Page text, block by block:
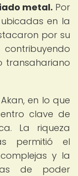
metal. Por
en la
por su
transahariano
en lo que
clave de
La riqueza
permitió el
y la
de poder